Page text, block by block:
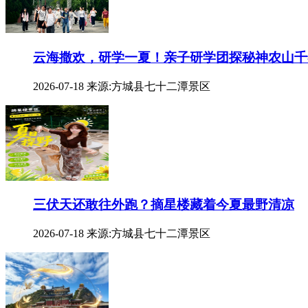
云海撒欢，研学一夏！亲子研学团探秘神农山
2026-07-18 来源:方城县七十二潭景区
三伏天还敢往外跑？摘星楼藏着今夏最野清凉
2026-07-18 来源:方城县七十二潭景区